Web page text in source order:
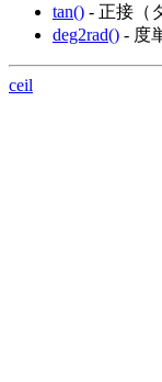
tan() - 正接（
deg2rad() - 度
ceil